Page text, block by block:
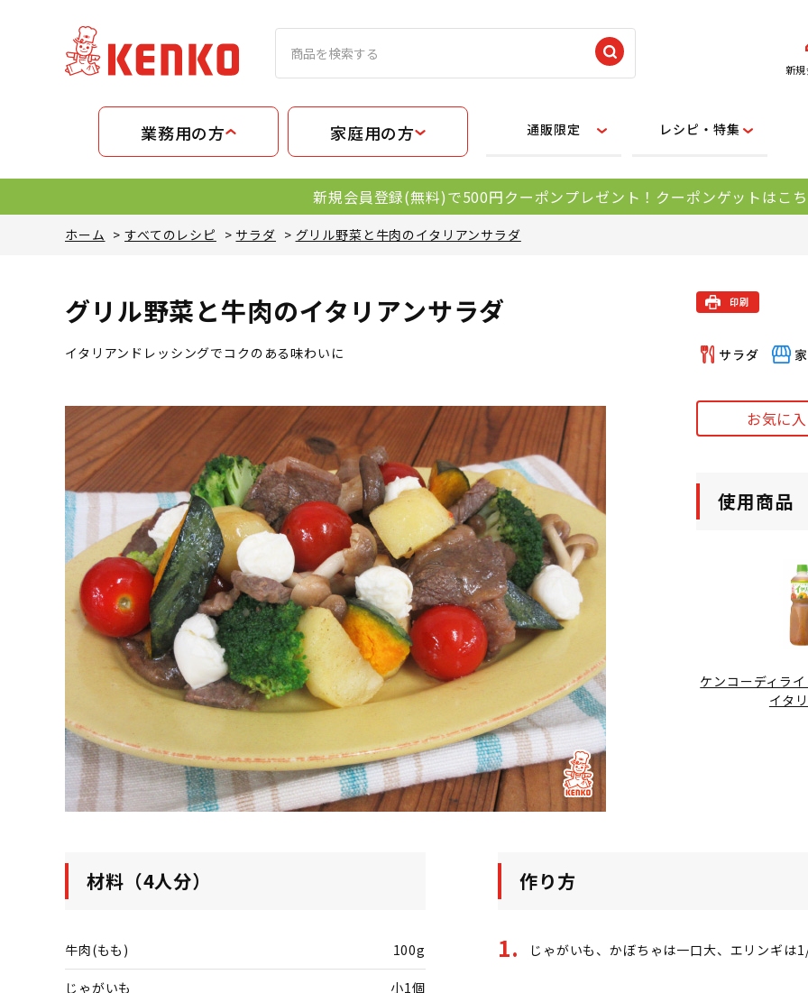
新
業務用の方 家庭用の方 通販限定 レシピ・特集
新規会員登録(無料)で500円クーポンプレゼント！クーポンゲットはこ
ホーム >すべてのレシピ > サラダ > グリル野菜と牛肉のイタリアンサラダ
グリル野菜と牛肉のイタリアンサラダ
イタリアンドレッシングでコクのある味わいに
お気に
使用商品
ケンコーディラ
イタ
材料（4人分）
牛肉(もも) 100g
じゃがいも 小1個
作り方
じゃがいも、かぼちゃは一口大、エリンギ